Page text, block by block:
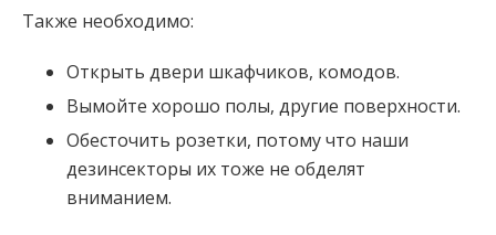
Также необходимо:
Открыть двери шкафчиков, комодов.
Вымойте хорошо полы, другие поверхности.
Обесточить розетки, потому что наши
дезинсекторы их тоже не обделят
вниманием.